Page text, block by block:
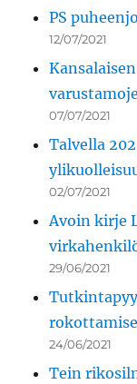
PS
12/07/2021
07/07/2021
Talvella
02/07/2021
Avoin kirje
29/06/2021
24/06/2021
Tein